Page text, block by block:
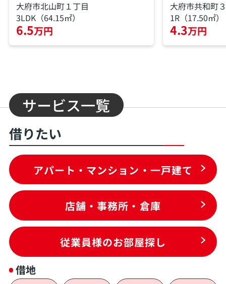
大府市北山町１丁目
3LDK（64.15㎡）
6.5万円
大府市共和町
1R（17.50㎡）
4.3万円
サービス一覧
借りたい
アパート・マンション・一戸建て
店舗・事務所・倉庫
従業員様のお部屋探し
借地